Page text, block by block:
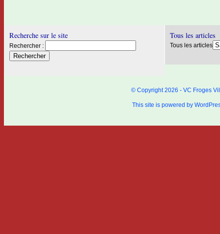
Recherche sur le site
Rechercher :
Tous les articles
Tous les articles
© Copyright 2026 - VC Froges
This site is powered by